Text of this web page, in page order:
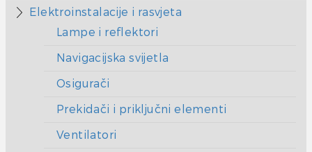
Elektroinstalacije i rasvjeta
Lampe i reflektori
Navigacijska svijetla
Osigurači
Prekidači i priključni elementi
Ventilatori